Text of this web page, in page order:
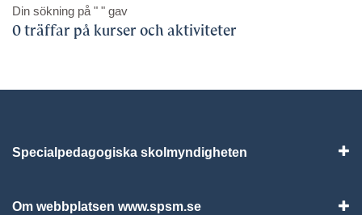
Din sökning på " " gav
0 träffar på kurser och aktiviteter
Specialpedagogiska skolmyndigheten
Om webbplatsen www.spsm.se